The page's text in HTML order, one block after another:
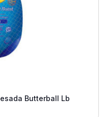
Butterball Lb